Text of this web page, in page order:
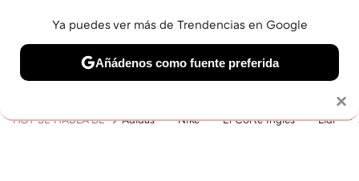
BELLEZA SHOPPING VIAJES GASTRO SNEAKERS
HOY SE HABLA DE Adidas Nike El Corte Inglés Lidl
×
Ya puedes ver más de Trendencias en Google
Añádenos como fuente preferida